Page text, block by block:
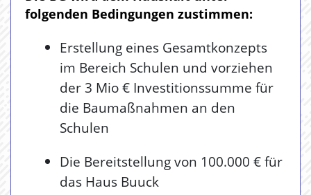
folgenden Bedingungen zustimmen:
Erstellung eines Gesamtkonzepts
im Bereich Schulen und vorziehen
der 3 Mio € Investitionssumme für
die Baumaßnahmen an den
Schulen
Die Bereitstellung von 100.000 € für
das Haus Buuck